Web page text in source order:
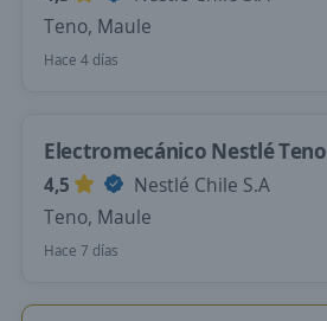
Teno, Maule
Hace 4 días
Electromecánico Nestlé Teno
4,5
Nestlé Chile S.A
Teno, Maule
Hace 7 días